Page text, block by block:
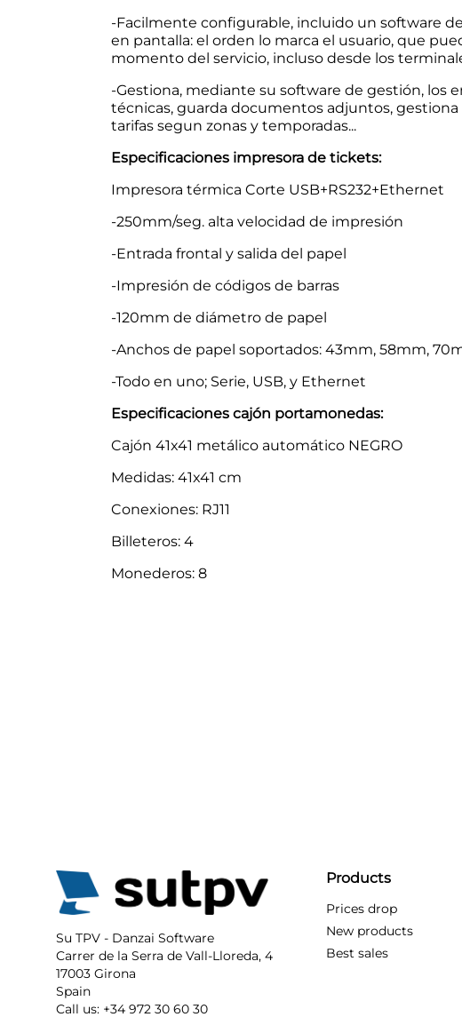
-Facilmente configurable, incluido un software
en pantalla: el orden lo marca el usuario, que
momento del servicio, incluso desde los
-Gestiona, mediante su software de gestión, los
técnicas, guarda documentos adjuntos,
tarifas segun zonas y temporadas...
Especificaciones impresora de tickets:
Impresora térmica Corte USB+RS232+Ethernet
-250mm/seg. alta velocidad de impresión
-Entrada frontal y salida del papel
-Impresión de códigos de barras
-120mm de diámetro de papel
-Anchos de papel soportados: 43mm, 58mm,
-Todo en uno; Serie, USB, y Ethernet
Especificaciones cajón portamonedas:
Cajón 41x41 metálico automático NEGRO
Medidas: 41x41 cm
Conexiones: RJ11
Billeteros: 4
Monederos: 8
Su TPV - Danzai Software
Carrer de la Serra de Vall-Lloreda, 4
17003 Girona
Spain
Call us: +34 972 30 60 30
Products
Prices drop
New products
Best sales